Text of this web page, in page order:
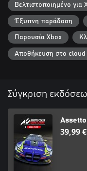
*Note: Certain entries may
Βελτιστοποιημένο
Έξυπνη παράδοση
Παρουσία Xbox
Αποθήκευση στο cloud
Σύγκριση
39,99